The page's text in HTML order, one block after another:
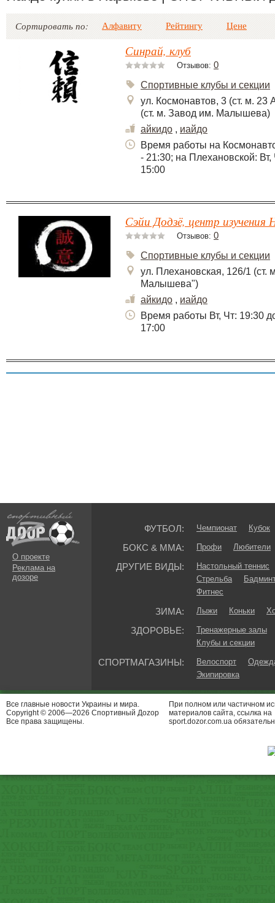
Сортировать по: Алфавиту Рейтингу Цене
Синрай, клуб
Отзывов: 0
Спортивные клубы и секции
ул. Космонавтов, 3 (ст. м. 23
(ст. м. Завод им. Малышева)
айкидо , иайдо
Время работы на
- 21:30; на Плехановской:
15:00
Сэйи Додзё, центр изучения
Отзывов: 0
Спортивные клубы и секции
ул. Плехановская, 126/1 (ст.
Малышева")
айкидо , иайдо
Время работы Вт, Чт: 19:30
17:00
О проекте
Реклама на
дозоре
ФУТБОЛ: Чемпионат Кубок
БОКС & ММА: Профи Любители
ДРУГИЕ ВИДЫ:
Настольный теннис
Стрельба
Фитнес
ЗИМА: Лыжи Коньки
ЗДОРОВЬЕ:
Тренажерные залы
Клубы и секции
СПОРТМАГАЗИНЫ: Велоспорт
Экипировка
Все главные новости Украины и мира.
Copyright © 2006—2026 Спортивный Доzор
Все права защищены.
При полном или частичном
материалов сайта, ссылка на
sport.dozor.com.ua